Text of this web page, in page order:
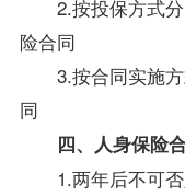
2.按投保方式分
险合同
3.按合同实施方
同
四、人身保险
1.两年后不可否